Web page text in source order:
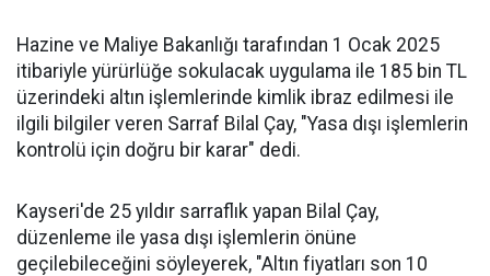
Hazine ve Maliye Bakanlığı tarafından 1 Ocak 2025
itibariyle yürürlüğe sokulacak uygulama ile 185 bin TL
üzerindeki altın işlemlerinde kimlik ibraz edilmesi ile
ilgili bilgiler veren Sarraf Bilal Çay, "Yasa dışı işlemlerin
kontrolü için doğru bir karar" dedi.
Kayseri'de 25 yıldır sarraflık yapan Bilal Çay,
düzenleme ile yasa dışı işlemlerin önüne
geçilebileceğini söyleyerek, "Altın fiyatları son 10